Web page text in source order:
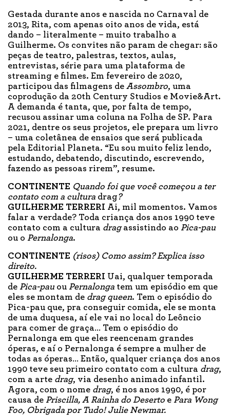
Gestada durante anos e nascida no Carnaval de
2013, Rita, com apenas oito anos de vida, está
dando – literalmente – muito trabalho a
Guilherme. Os convites não param de chegar: são
peças de teatro, palestras, textos, aulas,
entrevistas, série para uma plataforma de
streaming e filmes. Em fevereiro de 2020,
participou das filmagens de Assombro, uma
coprodução da 20th Century Studios e Movie&Art.
A demanda é tanta, que, por falta de tempo,
recusou assinar uma coluna na Folha de SP. Para
2021, dentre os seus projetos, ele prepara um livro
– uma coletânea de ensaios que será publicada
pela Editorial Planeta. “Eu sou muito feliz lendo,
estudando, debatendo, discutindo, escrevendo,
fazendo as pessoas rirem”, resume.
CONTINENTE Quando foi que você começou a ter
contato com a cultura drag?
GUILHERME TERRERI Ai, mil momentos. Vamos
falar a verdade? Toda criança dos anos 1990 teve
contato com a cultura dragassistindo ao Pica-pau
ou o Pernalonga.
CONTINENTE (risos) Como assim? Explica isso
direito.
GUILHERME TERRERI Uai, qualquer temporada
de Pica-pauou Pernalonga tem um episódio em que
eles se montam de drag queen. Tem o episódio do
Pica-pau que, pra conseguir comida, ele se monta
de uma duquesa, aí ele vai no local do Leôncio
para comer de graça… Tem o episódio do
Pernalonga em que eles reencenam grandes
óperas, e aí o Pernalonga é sempre a mulher de
todas as óperas… Então, qualquer criança dos anos
1990 teve seu primeiro contato com a cultura drag,
com a arte drag, via desenho animado infantil.
Agora, com o nome drag, é nos anos 1990, é por
causa de Priscilla, A Rainha do Deserto e Para Wong
Foo, Obrigada por Tudo! Julie Newmar.